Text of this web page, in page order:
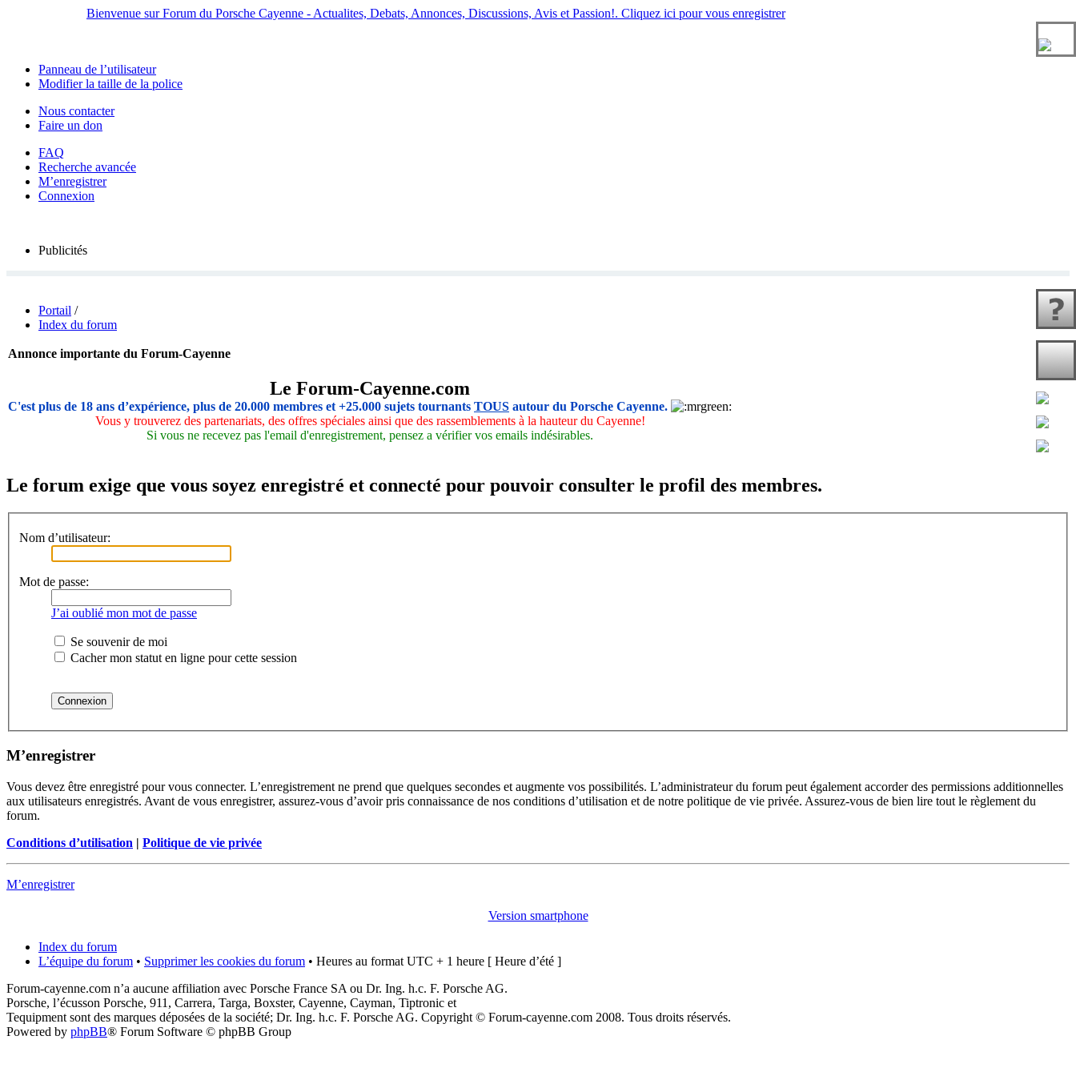
Bienvenue sur Forum du Porsche Cayenne - Actualites, Debats, Annonces, Discussions, Avis et Passion!. Cliquez ici pour vous enregistrer
Panneau de l’utilisateur
Modifier la taille de la police
Nous contacter
Faire un don
FAQ
Recherche avancée
M’enregistrer
Connexion
Publicités
Portail /
Index du forum
Annonce importante du Forum-Cayenne
Le Forum-Cayenne.com
C'est plus de 18 ans d’expérience, plus de 20.000 membres et +25.000 sujets tournants TOUS autour du Porsche Cayenne.
Vous y trouverez des partenariats, des offres spéciales ainsi que des rassemblements à la hauteur du Cayenne!
Si vous ne recevez pas l'email d'enregistrement, pensez a vérifier vos emails indésirables.
Le forum exige que vous soyez enregistré et connecté pour pouvoir consulter le profil des membres.
Nom d’utilisateur:
Mot de passe:
J’ai oublié mon mot de passe
Se souvenir de moi
Cacher mon statut en ligne pour cette session
M’enregistrer
Vous devez être enregistré pour vous connecter. L’enregistrement ne prend que quelques secondes et augmente vos possibilités. L’administrateur du forum peut également accorder des permissions additionnelles
aux utilisateurs enregistrés. Avant de vous enregistrer, assurez-vous d’avoir pris connaissance de nos conditions d’utilisation et de notre politique de vie privée. Assurez-vous de bien lire tout le règlement du
forum.
Conditions d’utilisation | Politique de vie privée
M’enregistrer
Version smartphone
Index du forum
L’équipe du forum • Supprimer les cookies du forum • Heures au format UTC + 1 heure [ Heure d’été ]
Forum-cayenne.com n’a aucune affiliation avec Porsche France SA ou Dr. Ing. h.c. F. Porsche AG.
Porsche, l’écusson Porsche, 911, Carrera, Targa, Boxster, Cayenne, Cayman, Tiptronic et
Tequipment sont des marques déposées de la société; Dr. Ing. h.c. F. Porsche AG. Copyright © Forum-cayenne.com 2008. Tous droits réservés.
Powered by phpBB® Forum Software © phpBB Group